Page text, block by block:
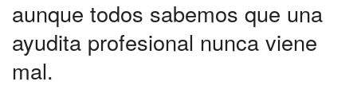
aunque todos sabemos que una
ayudita profesional nunca viene
mal.